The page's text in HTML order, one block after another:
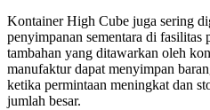
Kontainer High Cube juga sering
penyimpanan sementara di fasilitas
tambahan yang ditawarkan oleh
manufaktur dapat menyimpan
ketika permintaan meningkat dan
jumlah besar.